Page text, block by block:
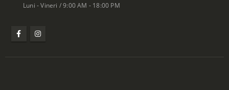
Luni - Vineri / 9:00 AM - 18:00 PM